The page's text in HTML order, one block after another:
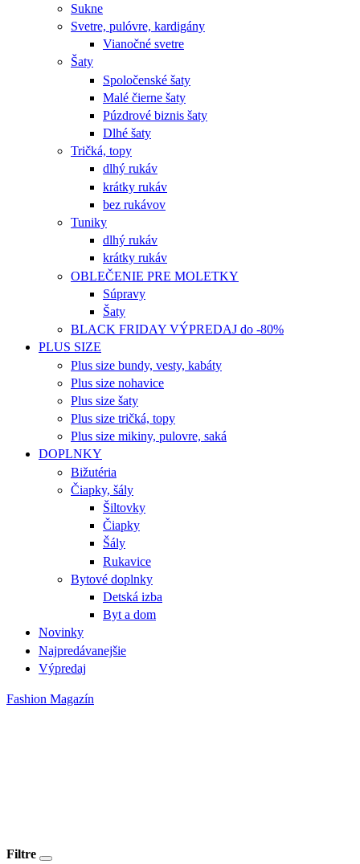
Sukne
Svetre, pulóvre, kardigány
Vianočné svetre
Šaty
Spoločenské šaty
Malé čierne šaty
Púzdrové biznis šaty
Dlhé šaty
Tričká, topy
dlhý rukáv
krátky rukáv
bez rukávov
Tuniky
dlhý rukáv
krátky rukáv
OBLEČENIE PRE MOLETKY
Súpravy
Šaty
BLACK FRIDAY VÝPREDAJ do -80%
PLUS SIZE
Plus size bundy, vesty, kabáty
Plus size nohavice
Plus size šaty
Plus size tričká, topy
Plus size mikiny, pulovre, saká
DOPLNKY
Bižutéria
Čiapky, šály
Šiltovky
Čiapky
Šály
Rukavice
Bytové doplnky
Detská izba
Byt a dom
Novinky
Najpredávanejšie
Výpredaj
Fashion Magazín
Filtre